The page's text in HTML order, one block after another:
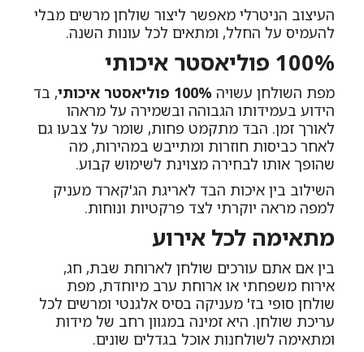
העיצוב הניטרלי מאפשר ליצור שולחן מרשים מבלי
להעמיס על החלל, ומתאים לכל עונות השנה.
100% פוליאסטר איכותי
מפת השולחן עשויה 100% פוליאסטר איכותי
, בד
הידוע בעמידותו הגבוהה ובשמירה על מראהו
לאורך זמן. הבד מתקמט פחות, שומר על צבעו גם
לאחר כביסות חוזרות ומתייבש במהירות, מה
שהופך אותו לבחירה מצוינת לשימוש קבוע.
השילוב בין איכות הבד לאריגת הג'קארד מעניק
למפה מראה יוקרתי לצד פרקטיות ונוחות.
מתאימה לכל אירוע
בין אם אתם עורכים שולחן לארוחת שבת, חג,
אירוח משפחתי או ארוחת ערב מיוחדת, מפת
שולחן סופי בז' מעניקה בסיס אלגנטי ומרשים לכל
עריכת שולחן. היא זמינה במגוון רחב של מידות
ומתאימה לשולחנות אוכל בגדלים שונים.